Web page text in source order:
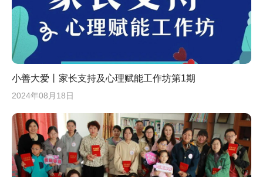
小善大爱丨家长支持及心理赋能工作坊第1期
2024年08月18日